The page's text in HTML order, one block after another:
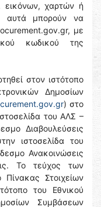
εικόνων, χαρτών ή
αυτά μπορούν να
με
κωδικού της
στον ιστότοπο
Δημοσίων
) στο
του ΑΛΣ –
Διαβουλεύσεις
ιστοσελίδα του
Ανακοινώσεις
Το τεύχος των
Στοιχείων
του Εθνικού
Συμβάσεων